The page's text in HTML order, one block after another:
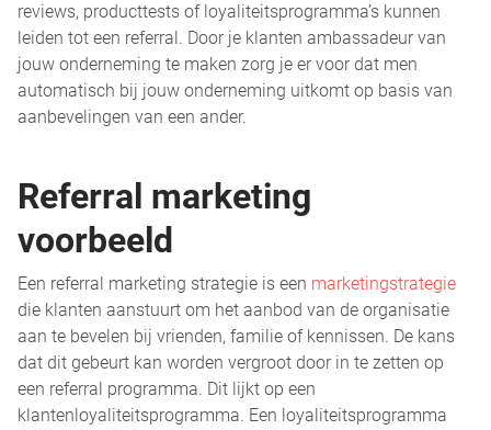
reviews, producttests of loyaliteitsprogramma’s kunnen
leiden tot een referral. Door je klanten ambassadeur van
jouw onderneming te maken zorg je er voor dat men
automatisch bij jouw onderneming uitkomt op basis van
aanbevelingen van een ander.
Referral marketing
voorbeeld
Een referral marketing strategie is een marketingstrategie
die klanten aanstuurt om het aanbod van de organisatie
aan te bevelen bij vrienden, familie of kennissen. De kans
dat dit gebeurt kan worden vergroot door in te zetten op
een referral programma. Dit lijkt op een
klantenloyaliteitsprogramma. Een loyaliteitsprogramma